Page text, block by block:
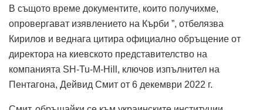
В същото време документите, които получихме,
опровергават изявлението на Кърби ”, отбелязва
Кирилов и веднага цитира официално обръщение от
директора на киевското представителство на
компанията SH-Tu-M-Hill, ключов изпълнител на
Пентагона, Дейвид Смит от 6 декември 2022 г.